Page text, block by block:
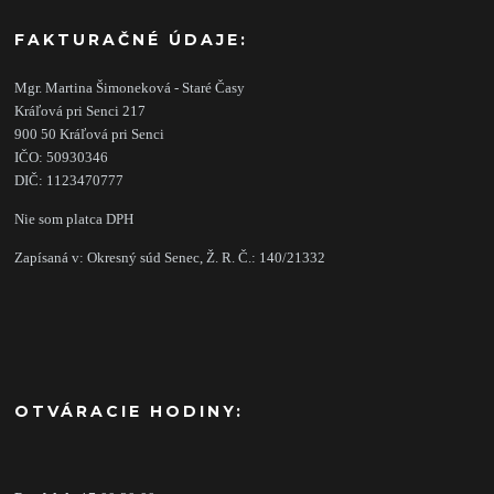
FAKTURAČNÉ ÚDAJE:
Mgr. Martina Šimoneková - Staré Časy
Kráľová pri Senci 217
900 50 Kráľová pri Senci
IČO: 50930346
DIČ: 1123470777
Nie som platca DPH
Zapísaná v: Okresný súd Senec, Ž. R. Č.: 140/21332
OTVÁRACIE HODINY: